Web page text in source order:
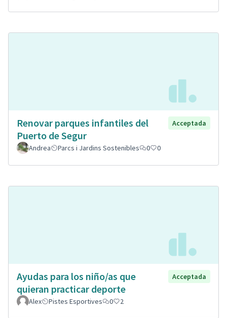
Renovar parques infantiles del
Puerto de Segur
Acceptada
Andrea Parcs i Jardins Sostenibles 0 0
Ayudas para los niño/as que
quieran practicar deporte
Acceptada
Alex Pistes Esportives 0 2